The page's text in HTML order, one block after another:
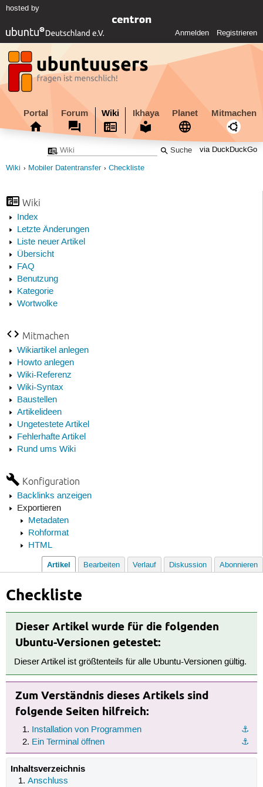
hosted by
Anmelden Registrieren
Portal Forum Wiki Ikhaya Planet Mitmachen
via DuckDuckGo
Wiki Mobiler Datentransfer Checkliste
Wiki
Index
Letzte Änderungen
Liste neuer Artikel
Übersicht
FAQ
Benutzung
Kategorie
Wortwolke
Mitmachen
Wikiartikel anlegen
Howto anlegen
Wiki-Referenz
Wiki-Syntax
Baustellen
Artikelideen
Ungetestete Artikel
Fehlerhafte Artikel
Rund ums Wiki
Konfiguration
Backlinks anzeigen
Exportieren
Metadaten
Rohformat
HTML
Artikel Bearbeiten Verlauf Diskussion Abonnieren
Checkliste
Dieser Artikel wurde für die folgenden
Ubuntu-Versionen getestet:
Dieser Artikel ist größtenteils für alle Ubuntu-Versionen gültig.
Zum Verständnis dieses Artikels sind
folgende Seiten hilfreich:
⚓︎
Installation von Programmen
⚓︎
Ein Terminal öffnen
Inhaltsverzeichnis
Anschluss